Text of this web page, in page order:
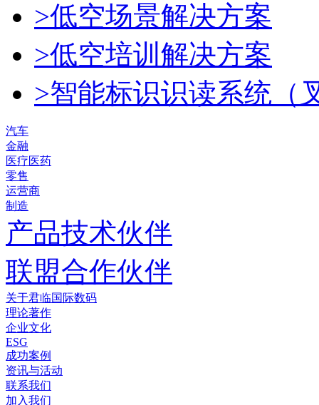
>低空场景解决方案
>低空培训解决方案
>智能标识识读系统（
汽车
金融
医疗医药
零售
运营商
制造
产品技术伙伴
联盟合作伙伴
关于君临国际数码
理论著作
企业文化
ESG
成功案例
资讯与活动
联系我们
加入我们